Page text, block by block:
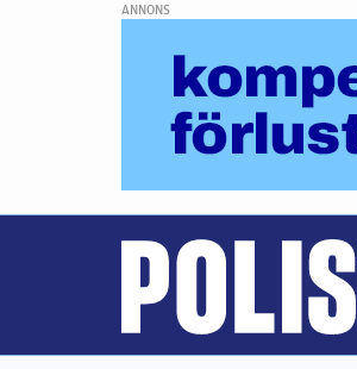
ANNONS